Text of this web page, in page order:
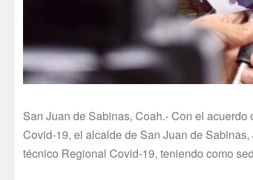
San Juan de Sabinas, Coah.- Con el
Covid-19, el alcalde de San Juan de
técnico Regional Covid-19, teniendo como